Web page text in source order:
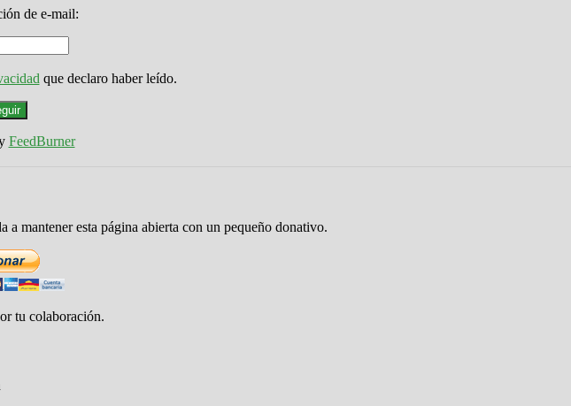
de e-mail:
que declaro haber leído.
FeedBurner
a mantener esta página abierta con un pequeño donativo.
tu colaboración.